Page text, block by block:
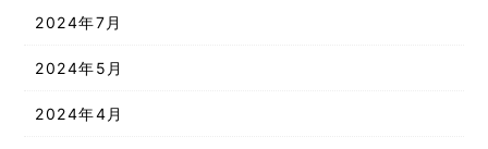
2024年7月
2024年5月
2024年4月